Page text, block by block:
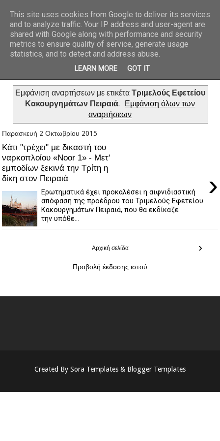
REPORTAZ NET
Εμφάνιση αναρτήσεων με ετικέτα Τριμελούς Εφετείου
Κακουργημάτων Πειραιά.
Εμφάνιση όλων των
αναρτήσεων
Παρασκευή 2 Οκτωβρίου 2015
Κάτι "τρέχει" με δικαστή του
ναρκοπλοίου «Noor 1» - Μετ'
εμποδίων ξεκινά την Τρίτη η
δίκη στον Πειραιά
›
Ερωτηματικά έχει προκαλέσει η αιφνιδιαστική
απόφαση της προέδρου του Τριμελούς Εφετείου
Κακουργημάτων Πειραιά, που θα εκδίκαζε
την υπόθε...
›
Αρχική σελίδα
Προβολή έκδοσης ιστού
Created By Sora Templates & Blogger Templates
This site uses cookies from Google to deliver its services
and to analyze traffic. Your IP address and user-agent are
shared with Google along with performance and security
metrics to ensure quality of service, generate usage
statistics, and to detect and address abuse.
LEARN MORE GOT IT